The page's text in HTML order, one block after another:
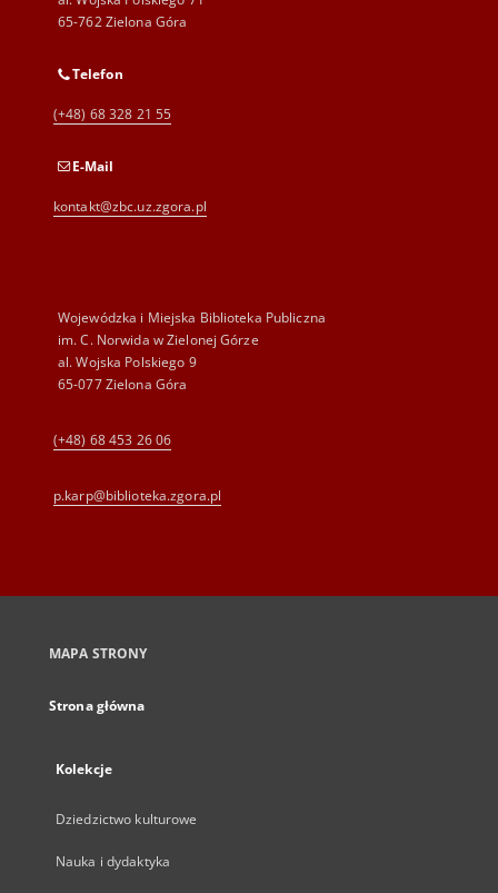
65-762 Zielona Góra
Telefon
(+48) 68 328 21 55
E-Mail
kontakt@zbc.uz.zgora.pl
Wojewódzka i Miejska Biblioteka Publiczna
im. C. Norwida w Zielonej Górze
al. Wojska Polskiego 9
65-077 Zielona Góra
(+48) 68 453 26 06
p.karp@biblioteka.zgora.pl
MAPA STRONY
Strona główna
Kolekcje
Dziedzictwo kulturowe
Nauka i dydaktyka